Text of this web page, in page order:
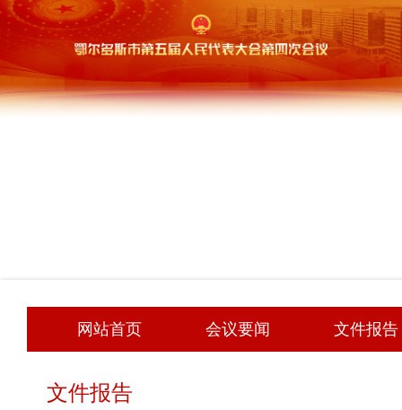
网站首页 会议要闻 文件报告
文件报告